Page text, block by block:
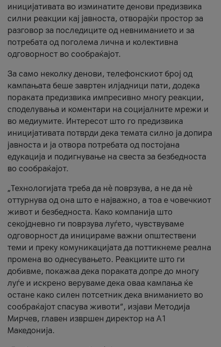
иницијативата во изминатите денови предизвика
силни реакции кај јавноста, отворајќи простор за
разговор за последиците од невниманието и за
потребата од поголема лична и колективна
одговорност во сообраќајот.
За само неколку денови, телефонскиот број од
кампањата беше завртен илјадници пати, додека
пораката предизвика импресивно многу реакции,
споделувања и коментари на социјалните мрежи и
во медиумите. Интересот што го предизвика
иницијативата потврди дека темата силно ја допира
јавноста и ја отвора потребата од постојана
едукација и подигнување на свеста за безбедноста
во сообраќајот.
„Технологијата треба да нè поврзува, а не да нè
оттурнува од она што е најважно, а тоа е човечкиот
живот и безбедноста. Како компанија што
секојдневно ги поврзува луѓето, чувствуваме
одговорност да иницираме важни општествени
теми и преку комуникацијата да поттикнеме реална
промена во однесувањето. Реакциите што ги
добивме, покажаа дека пораката допре до многу
луѓе и искрено веруваме дека оваа кампања ќе
остане како силен потсетник дека вниманието во
сообраќајот спасува животи“, изјави Методија
Мирчев, главен извршен директор на А1
Македонија.